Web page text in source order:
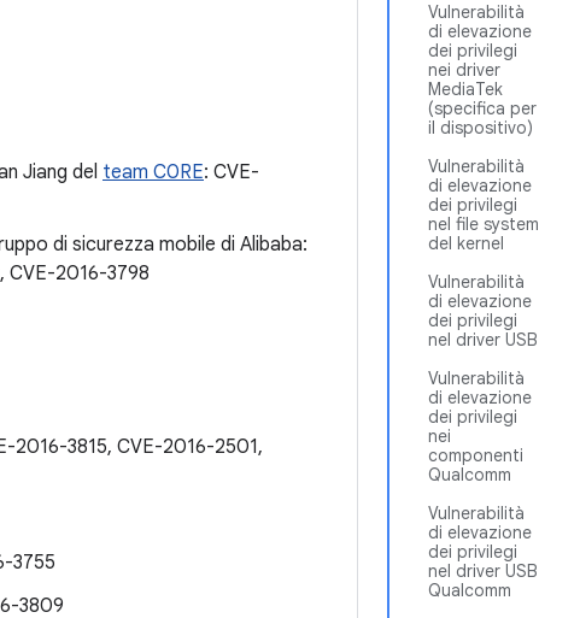
Vulnerabilità
di elevazione
dei privilegi
nei driver
MediaTek
(specifica per
il dispositivo)
Vulnerabilità
di elevazione
dei privilegi
nel file system
del kernel
Vulnerabilità
di elevazione
dei privilegi
nel driver USB
Vulnerabilità
di elevazione
dei privilegi
nei
componenti
Qualcomm
Vulnerabilità
di elevazione
dei privilegi
nel driver USB
Qualcomm
Jiang del team C0RE: CVE-
di sicurezza mobile di Alibaba:
CVE-2016-3798
2016-3815, CVE-2016-2501,
3755
3809